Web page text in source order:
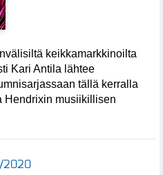
keikkamarkkinoilta
Kari Antila lähtee
tällä kerralla
Hendrixin musiikillisen
2020